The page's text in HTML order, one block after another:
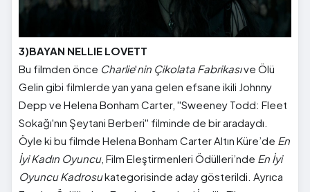
3)BAYAN NELLIE LOVETT
Bu filmden önce Charlie'nin Çikolata Fabrikasıve Ölü
Gelin gibi filmlerde yan yana gelen efsane ikili Johnny
Depp ve Helena Bonham Carter, ''Sweeney Todd: Fleet
Sokağı'nın Şeytani Berberi'' filminde de bir aradaydı.
Öyle ki bu filmde Helena Bonham Carter Altın Küre’de En
İyi Kadın Oyuncu, Film Eleştirmenleri Ödülleri’nde En İyi
Oyuncu Kadrosukategorisinde aday gösterildi. Ayrıca